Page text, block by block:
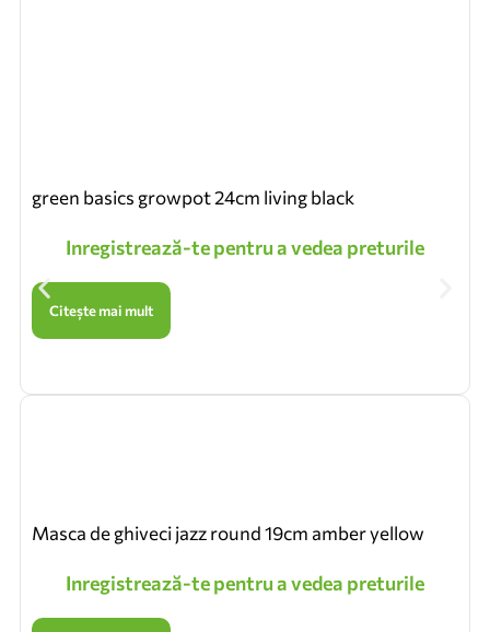
green basics growpot 24cm living black
Inregistrează-te pentru a vedea preturile
Citește mai mult
Masca de ghiveci jazz round 19cm amber yellow
Inregistrează-te pentru a vedea preturile